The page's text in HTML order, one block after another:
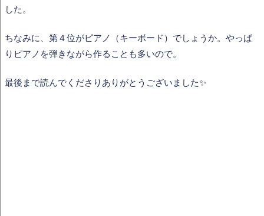
した。
ちなみに、第４位がピアノ（キーボード）でしょうか。やっぱ
りピアノを弾きながら作ることも多いので。
最後まで読んでくださりありがとうございました✨